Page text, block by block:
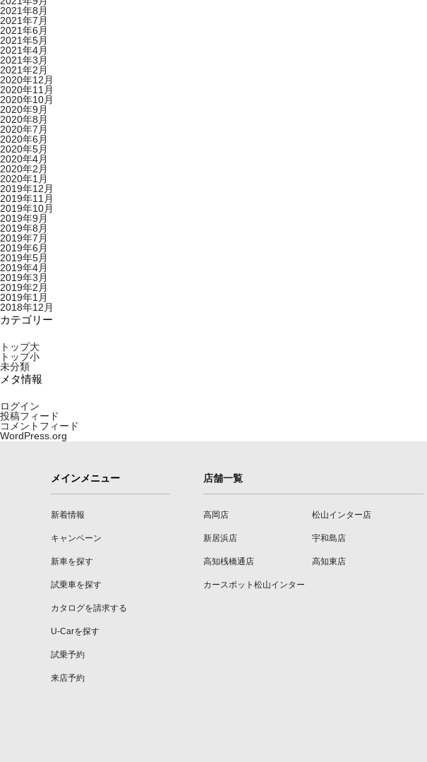
2021年8月
2021年7月
2021年6月
2021年5月
2021年4月
2021年3月
2021年2月
2020年12月
2020年11月
2020年10月
2020年9月
2020年8月
2020年7月
2020年6月
2020年5月
2020年4月
2020年2月
2020年1月
2019年12月
2019年11月
2019年10月
2019年9月
2019年8月
2019年7月
2019年6月
2019年5月
2019年4月
2019年3月
2019年2月
2019年1月
2018年12月
カテゴリー
トップ大
トップ小
未分類
メタ情報
ログイン
投稿フィード
コメントフィード
WordPress.org
メインメニュー
新着情報
キャンペーン
新車を探す
試乗車を探す
カタログを請求する
U-Carを探す
試乗予約
来店予約
店舗一覧
高岡店 松山インター店
新居浜店 宇和島店
高知桟橋通店 高知東店
カースポット松山インター